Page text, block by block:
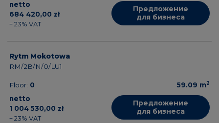
netto
684 420,00 zł
+ 23% VAT
Предложение
для бизнеса
Rytm Mokotowa
RM/2B/N/0/LU1
Floor: 0
netto
1 004 530,00 zł
+ 23% VAT
59.09 m2
Предложение
для бизнеса